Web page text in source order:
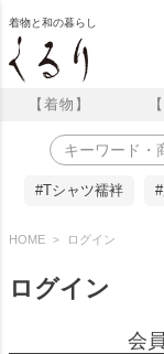
着物と和の暮らし
【着物】
#Tシャツ襦袢
HOME ログイン
ログイン
会